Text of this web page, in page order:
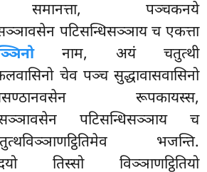
समानत्ता, पञ्चकनये
पटिसन्धिसञ्ञाय च एकत्ता
नाम, अयं चतुत्थी
चेव पञ्च सुद्धावासवासिनो
रूपकायस्स,
पटिसन्धिसञ्ञाय च
भजन्ति.
तिस्सो विञ्ञाणट्ठितियो